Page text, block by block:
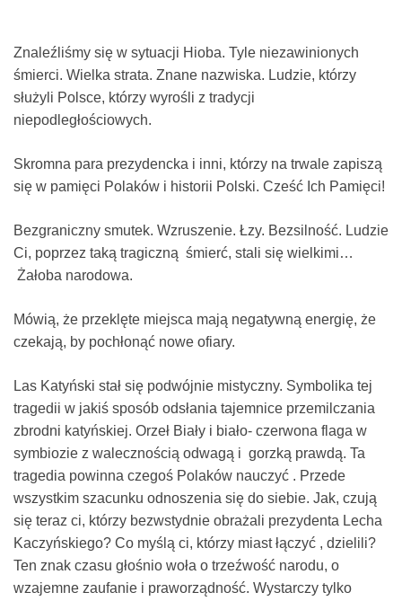
Znaleźliśmy się w sytuacji Hioba. Tyle niezawinionych
śmierci. Wielka strata. Znane nazwiska. Ludzie, którzy
służyli Polsce, którzy wyrośli z tradycji
niepodległościowych.
Skromna para prezydencka i inni, którzy na trwale zapiszą
się w pamięci Polaków i historii Polski. Cześć Ich Pamięci!
Bezgraniczny smutek. Wzruszenie. Łzy. Bezsilność. Ludzie
Ci, poprzez taką tragiczną śmierć, stali się wielkimi…
Żałoba narodowa.
Mówią, że przeklęte miejsca mają negatywną energię, że
czekają, by pochłonąć nowe ofiary.
Las Katyński stał się podwójnie mistyczny. Symbolika tej
tragedii w jakiś sposób odsłania tajemnice przemilczania
zbrodni katyńskiej. Orzeł Biały i biało- czerwona flaga w
symbiozie z walecznością odwagą i gorzką prawdą. Ta
tragedia powinna czegoś Polaków nauczyć . Przede
wszystkim szacunku odnoszenia się do siebie. Jak, czują
się teraz ci, którzy bezwstydnie obrażali prezydenta Lecha
Kaczyńskiego? Co myślą ci, którzy miast łączyć , dzielili?
Ten znak czasu głośnio woła o trzeźwość narodu, o
wzajemne zaufanie i praworządność. Wystarczy tylko